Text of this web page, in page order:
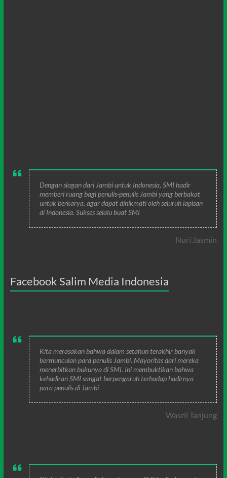
Dengan slogan dari Jambi untuk Indonesia, SMI hadir
memberi ruang bagi penulis-penulis Jambi yang berbakat
untuk berkarya, agar dapat dinikmati oleh seluruh lapisan
di Indonesia. Sukses selalu buat SMI
Nuri Jasmin
Facebook Salim Media Indonesia
Kita merasakan bahwa dalam setahun terakhir banyak
bermunculan para penulis Jambi. Mayoritas dari mereka
menerbitkan bukunya di SMI. Ini membuktikan bahwa
kehadiran SMI sangat berpengaruh terhadap hadirnya
para penulis di Jambi
Wasril Tanjung